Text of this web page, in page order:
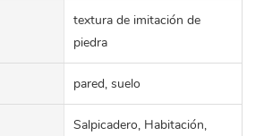
textura de imitación de
piedra
pared, suelo
Salpicadero, Habitación,